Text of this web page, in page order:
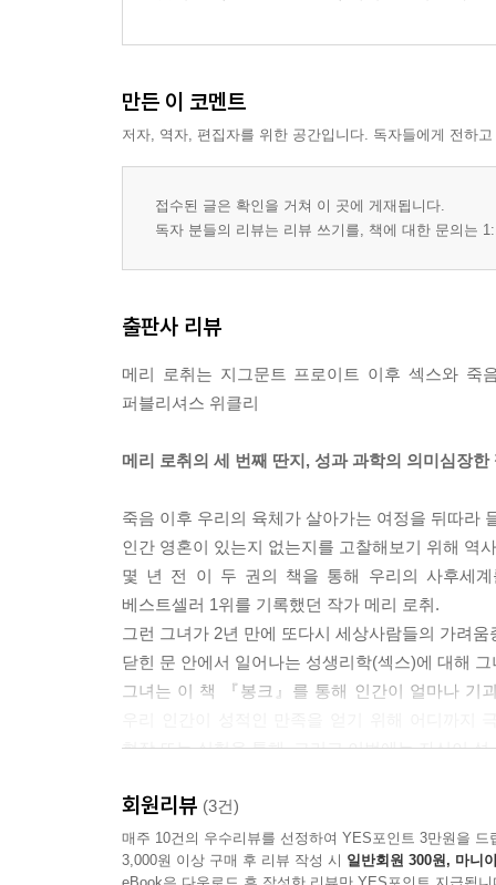
만든 이 코멘트
저자, 역자, 편집자를 위한 공간입니다. 독자들에게 전하
접수된 글은 확인을 거쳐 이 곳에 게재됩니다.
독자 분들의 리뷰는 리뷰 쓰기를, 책에 대한 문의는
출판사 리뷰
메리 로취는 지그문트 프로이트 이후 섹스와 죽
퍼블리셔스 위클리
메리 로취의 세 번째 딴지, 성과 과학의 의미심장한
죽음 이후 우리의 육체가 살아가는 여정을 뒤따라
인간 영혼이 있는지 없는지를 고찰해보기 위해 역
몇 년 전 이 두 권의 책을 통해 우리의 사후세
베스트셀러 1위를 기록했던 작가 메리 로취.
그런 그녀가 2년 만에 또다시 세상사람들의 가려
닫힌 문 안에서 일어나는 성생리학(섹스)에 대해
그녀는 이 책 『봉크』를 통해 인간이 얼마나 기
현장 또는 실험을 통해, 그리고 이번에는 자신이
평정심을 잃지 않은 채 써내려간다. 제목 그대로 "
가장 유혹적인 주제, 섹스에 대한 과학연구 보고서
회원리뷰 (3건)
매주 10건의 우수리뷰를 선정하여 YES포인트 3만원을 드
3,000원 이상 구매 후 리뷰 작성 시 일반회원 300원, 마니